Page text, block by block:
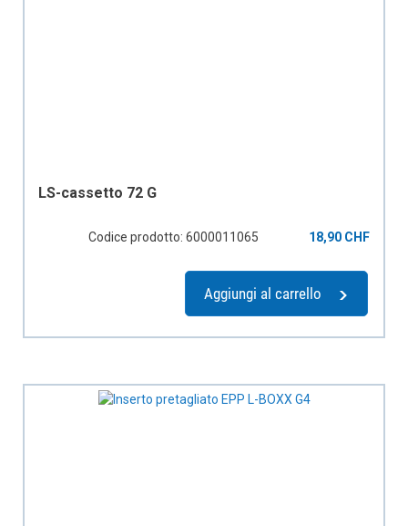
LS-cassetto 72 G
Codice prodotto: 6000011065 18,90 CHF
Aggiungi al carrello